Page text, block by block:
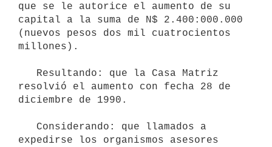
que se le autorice el aumento de su
capital a la suma de N$ 2.400:000.000
(nuevos pesos dos mil cuatrocientos
millones).
resolvió el aumento con fecha 28 de
diciembre de 1990.
expedirse los organismos asesores